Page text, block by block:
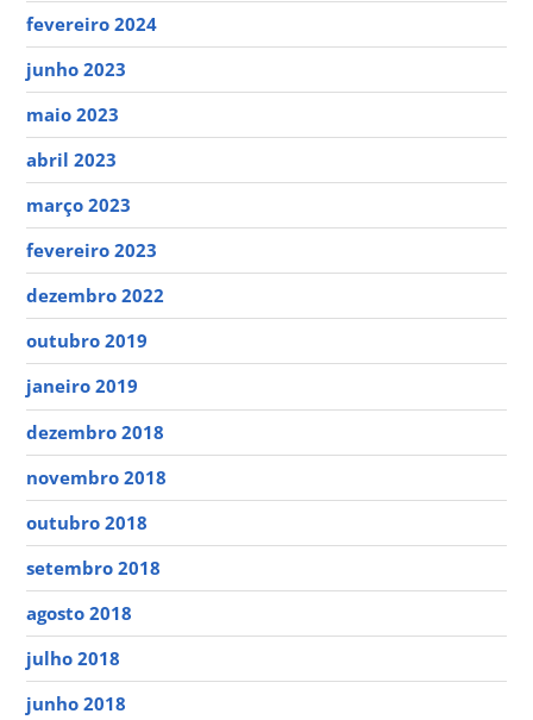
fevereiro 2024
junho 2023
maio 2023
abril 2023
março 2023
fevereiro 2023
dezembro 2022
outubro 2019
janeiro 2019
dezembro 2018
novembro 2018
outubro 2018
setembro 2018
agosto 2018
julho 2018
junho 2018